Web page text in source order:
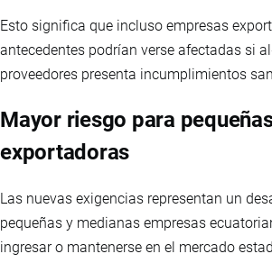
Esto significa que incluso empresas
antecedentes podrían verse afectadas si
proveedores presenta incumplimientos
Mayor riesgo para
exportadoras
Las nuevas exigencias representan un
pequeñas y medianas empresas
ingresar o mantenerse en el mercado